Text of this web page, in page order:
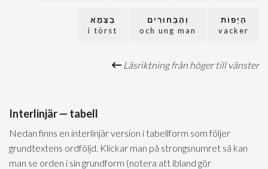
הַיָּפוֹת
vacker
וְהַבַּחוּרִים
och ung man
בַּצָּמָא
i törst
Läsriktning från höger till vänster
Interlinjär — tabell
Nedan finns en interlinjär version i tabellform som följer
grundtextens ordföljd. Klickar man på strongsnumret så kan
man se orden i sin grundform (notera att ibland gör